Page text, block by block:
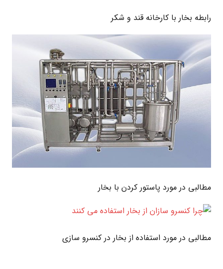
رابطه بخار با کارخانه قند و شکر
مطالبی در مورد پاستور کردن با بخار
مطالبی در مورد استفاده از بخار در کنسرو سازی